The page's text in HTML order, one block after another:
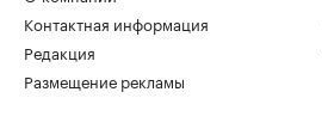
Контактная информация
Редакция
Размещение рекламы